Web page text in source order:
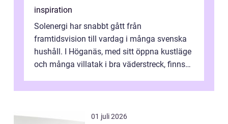
inspiration
Solenergi har snabbt gått från
framtidsvision till vardag i många svenska
hushåll. I Höganäs, med sitt öppna kustläge
och många villatak i bra väderstreck, finns
01 juli 2026